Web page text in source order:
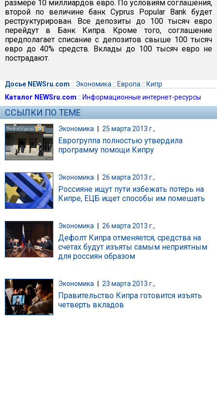
размере 10 миллиардов евро. По условиям соглашения,
второй по величине банк Cyprus Popular Bank будет
реструктурирован. Все депозиты до 100 тысяч евро
перейдут в Банк Кипра. Кроме того, соглашение
предполагает списание с депозитов свыше 100 тысяч
евро до 40% средств. Вклады до 100 тысяч евро не
пострадают.
Досье NEWSru.com :: Экономика :: Европа :: Кипр
Каталог NEWSru.com :: Информационные интернет-ресурсы
ССЫЛКИ ПО ТЕМЕ
Экономика | 25 марта 2013 г.,
Еврогруппа полностью утвердила
программу помощи Кипру
Экономика 26 марта 2013 г.,
Россияне ищут пути избежать потерь на
Кипре, ЕЦБ ищет способы им помешать
Экономика 26 марта 2013 г.,
Дефолт Кипра отменяется, средства на
счетах будут изъяты самым неприятным
для россиян образом
Экономика 23 марта 2013 г.,
Правительство Кипра готовится изъять
четверть вкладов